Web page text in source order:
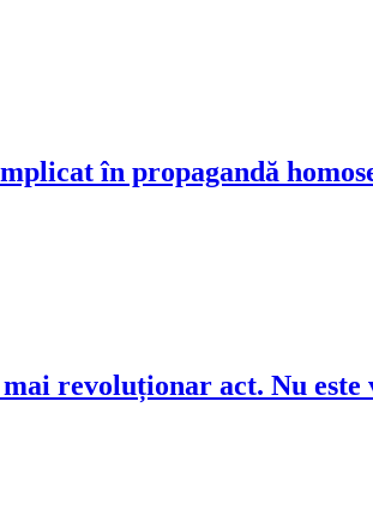
în propagandă
revoluționar act. Nu este